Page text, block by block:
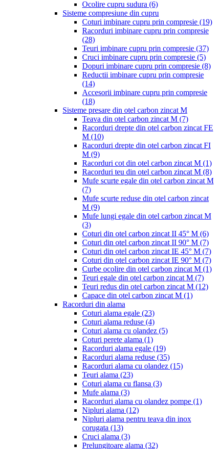
Ocolire cupru sudura (6)
Sisteme compresiune din cupru
Coturi imbinare cupru prin compresie (19)
Racorduri imbinare cupru prin compresie
(28)
Teuri imbinare cupru prin compresie (37)
Cruci imbinare cupru prin compresie (5)
Dopuri imbinare cupru prin compresie (8)
Reductii imbinare cupru prin compresie
(14)
Accesorii imbinare cupru prin compresie
(18)
Sisteme presare din otel carbon zincat M
Teava din otel carbon zincat M (7)
Racorduri drepte din otel carbon zincat FE
M (10)
Racorduri drepte din otel carbon zincat FI
M (9)
Racorduri cot din otel carbon zincat M (1)
Racorduri teu din otel carbon zincat M (8)
Mufe scurte egale din otel carbon zincat M
(7)
Mufe scurte reduse din otel carbon zincat
M (9)
Mufe lungi egale din otel carbon zincat M
(3)
Coturi din otel carbon zincat II 45° M (6)
Coturi din otel carbon zincat II 90° M (7)
Coturi din otel carbon zincat IE 45° M (7)
Coturi din otel carbon zincat IE 90° M (7)
Curbe ocolire din otel carbon zincat M (1)
Teuri egale din otel carbon zincat M (7)
Teuri redus din otel carbon zincat M (12)
Capace din otel carbon zincat M (1)
Racorduri din alama
Coturi alama egale (23)
Coturi alama reduse (4)
Coturi alama cu olandez (5)
Coturi perete alama (1)
Racorduri alama egale (19)
Racorduri alama reduse (35)
Racorduri alama cu olandez (15)
Teuri alama (23)
Coturi alama cu flansa (3)
Mufe alama (3)
Racorduri alama cu olandez pompe (1)
Nipluri alama (12)
Nipluri alama pentru teava din inox
corugata (13)
Cruci alama (3)
Prelungitoare alama (32)